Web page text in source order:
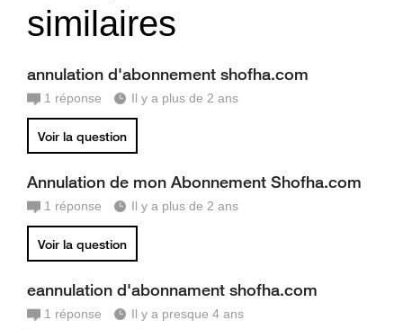
similaires
annulation d'abonnement shofha.com
1 réponse Il y a plus de 2 ans
Voir la question
Annulation de mon Abonnement Shofha.com
1 réponse Il y a plus de 2 ans
Voir la question
eannulation d'abonnament shofha.com
1 réponse Il y a presque 4 ans